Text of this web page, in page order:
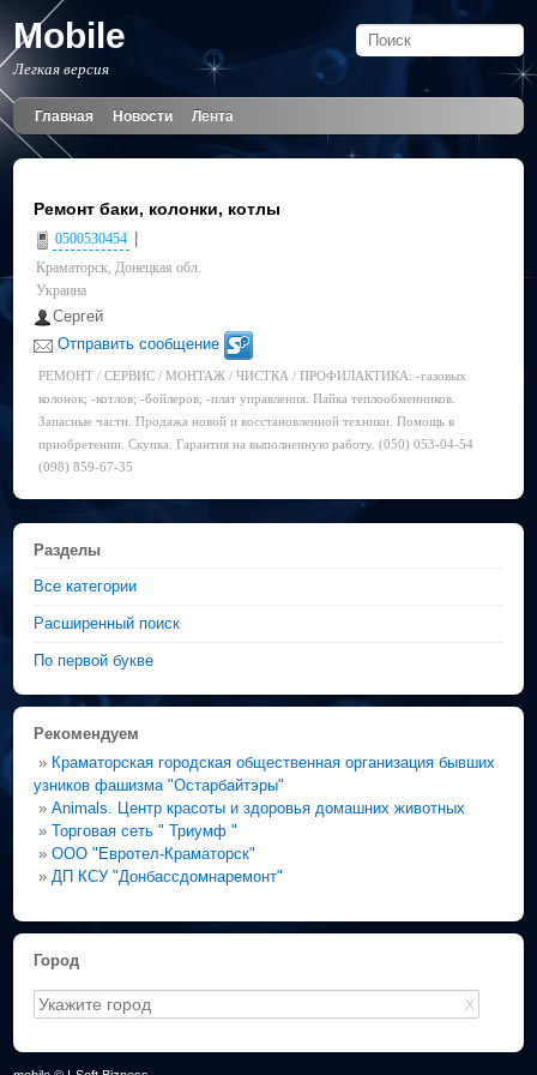
Mobile
Легкая версия
Главная Новости Лента
Ремонт баки, колонки, котлы
0500530454
Краматорск, Донецкая обл.
Украина
Сергей
Отправить сообщение
РЕМОНТ / СЕРВИС / МОНТАЖ / ЧИСТКА / ПРОФИЛАКТИКА: -газовых
колонок; -котлов; -бойлеров; -плат управления. Пайка теплообменников.
Запасные части. Продажа новой и восстановленной техники. Помощь в
приобретении. Скупка. Гарантия на выполненную работу. (050) 053-04-54
(098) 859-67-35
Разделы
Все категории
Расширенный поиск
По первой букве
Рекомендуем
» Краматорская городская общественная организация бывших
узников фашизма "Остарбайтэры"
»Animals. Центр красоты и здоровья домашних животных
»Торговая сеть " Триумф "
»ООО "Евротел-Краматорск"
» ДП КСУ "Донбассдомнаремонт"
Город
X